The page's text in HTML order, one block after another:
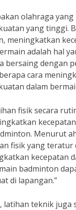
olahraga
yang tinggi.
meningkatkan
adalah hal
bersaing dengan
cara
dalam
fisik secara
Menurut
fisik yang teratur
kecepatan
badminton
di lapangan.”
latihan teknik juga